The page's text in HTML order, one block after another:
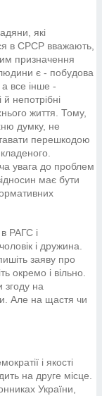
які
в СРСР вважають,
призначення
є - побудова
а все інше -
й непотрібні
життя. Тому,
думку, не
перешкодою
увага до проблем
має бути
РАГС і
і дружина.
заяву про
окремо і вільно.
згоду на
Але на щастя чи
і якості
на друге місце.
України,